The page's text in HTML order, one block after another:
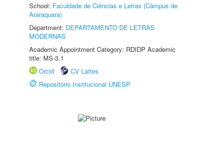
School: Faculdade de Ciências e Letras (Câmpus de
Araraquara)
Department: DEPARTAMENTO DE LETRAS
MODERNAS
Academic Appointment Category: RDIDP Academic
title: MS-3.1
Orcid
CV Lattes
Repositório Institucional UNESP